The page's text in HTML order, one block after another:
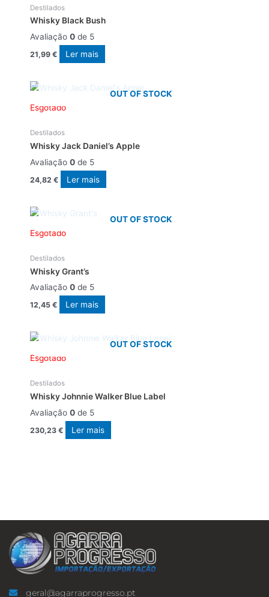
Destilados
Whisky Black Bush
Avaliação 0 de 5
21,99 € Ler mais
OUT OF STOCK
Esgotado
Destilados
Whisky Jack Daniel’s Apple
Avaliação 0 de 5
24,82 € Ler mais
OUT OF STOCK
Esgotado
Destilados
Whisky Grant’s
Avaliação 0 de 5
12,45 € Ler mais
OUT OF STOCK
Esgotado
Destilados
Whisky Johnnie Walker Blue Label
Avaliação 0 de 5
230,23 € Ler mais
geral@agarraprogresso.pt